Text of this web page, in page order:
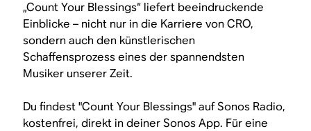
„Count Your Blessings“ liefert beeindruckende
Einblicke – nicht nur in die Karriere von CRO,
sondern auch den künstlerischen
Schaffensprozess eines der spannendsten
Musiker unserer Zeit.
Du findest "Count Your Blessings" auf Sonos Radio,
kostenfrei, direkt in deiner Sonos App. Für eine